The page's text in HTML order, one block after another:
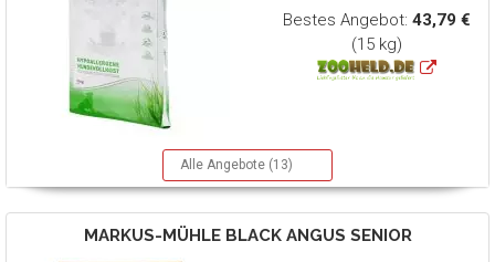
Bestes Angebot: 43,79 €
(15 kg)
Alle Angebote (13)
MARKUS-MÜHLEBLACK ANGUS SENIOR